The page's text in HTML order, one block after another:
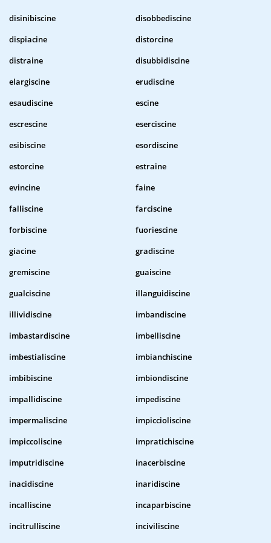
disinibiscine
disobbediscine
dispiacine
distorcine
distraine
disubbidiscine
elargiscine
erudiscine
esaudiscine
escine
escrescine
eserciscine
esibiscine
esordiscine
estorcine
estraine
evincine
faine
falliscine
farciscine
forbiscine
fuoriescine
giacine
gradiscine
gremiscine
guaiscine
gualciscine
illanguidiscine
illividiscine
imbandiscine
imbastardiscine
imbelliscine
imbestialiscine
imbianchiscine
imbibiscine
imbiondiscine
impallidiscine
impediscine
impermaliscine
impiccioliscine
impiccoliscine
impratichiscine
imputridiscine
inacerbiscine
inacidiscine
inaridiscine
incalliscine
incaparbiscine
incitrulliscine
inciviliscine